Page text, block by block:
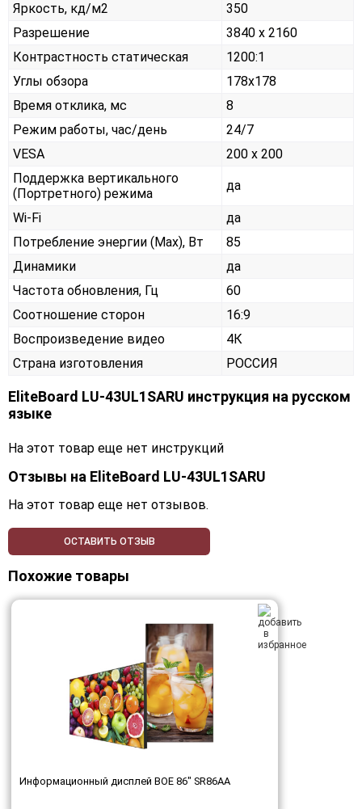
Яркость, кд/м2
350
Разрешение
3840 x 2160
Контрастность статическая
1200:1
Углы обзора
178x178
Время отклика, мс
8
Режим работы, час/день
24/7
VESA
200 x 200
Поддержка вертикального
(Портретного) режима
да
Wi-Fi
да
Потребление энергии (Max), Вт
85
Динамики
да
Частота обновления, Гц
60
Соотношение сторон
16:9
Воспроизведение видео
4К
Страна изготовления
РОССИЯ
EliteBoard LU-43UL1SARU инструкция на русском
языке
На этот товар еще нет инструкций
Отзывы на EliteBoard LU-43UL1SARU
На этот товар еще нет отзывов.
ОСТАВИТЬ ОТЗЫВ
Похожие товары
Информационный дисплей BOE 86" SR86AA